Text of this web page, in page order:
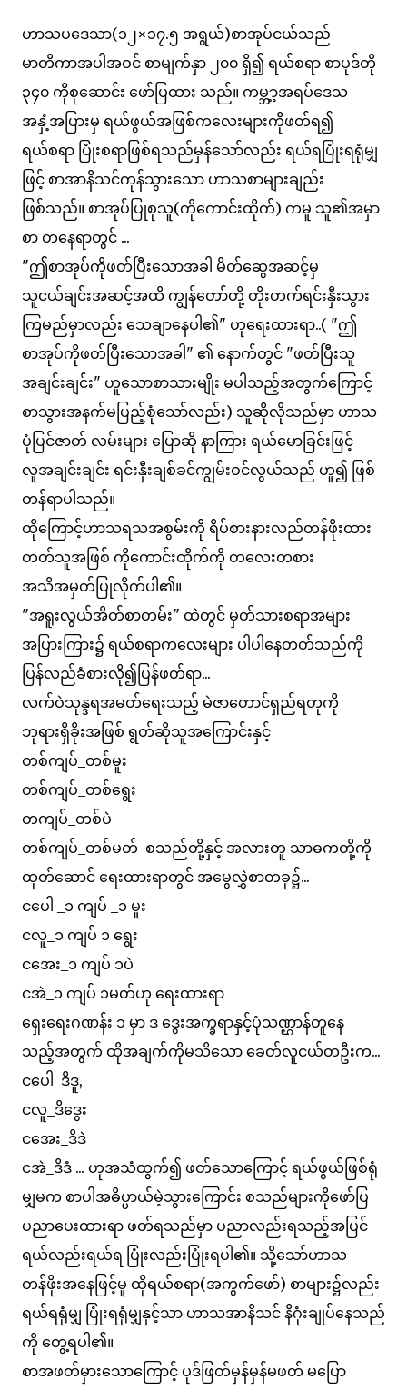
ဟာသပဒေသာ(၁၂×၁၇.၅ အရွယ်)စာအုပ်ငယ်သည်
မာတိကာအပါအဝင် စာမျက်နှာ ၂၀၀ ရှိ၍ ရယ်စရာ စာပုဒ်တို
၃၄၀ ကိုစုဆောင်း ဖော်ပြထား သည်။ ကမ္ဘ့ာ့အရပ်ဒေသ
အနှံ့အပြားမှ ရယ်ဖွယ်အဖြစ်ကလေးများကိုဖတ်ရ၍
ရယ်စရာ ပြုံးစရာဖြစ်ရသည်မှန်သော်လည်း ရယ်ရပြုံးရရုံမျှ
ဖြင့် စာအာနိသင်ကုန်သွားသော ဟာသစာများချည်း
ဖြစ်သည်။ စာအုပ်ပြုစုသူ(ကိုကောင်းထိုက်) ကမူ သူ၏အမှာ
စာ တနေရာတွင် ...
"ဤစာအုပ်ကိုဖတ်ပြီးသောအခါ မိတ်ဆွေအဆင့်မှ
သူငယ်ချင်းအဆင့်အထိ ကျွန်တော်တို့ တိုးတက်ရင်းနှီးသွား
ကြမည်မှာလည်း သေချာနေပါ၏" ဟုရေးထားရာ..( "ဤ
စာအုပ်ကိုဖတ်ပြီးသောအခါ" ၏ နောက်တွင် "ဖတ်ပြီးသူ
အချင်းချင်း" ဟူသောစာသားမျိုး မပါသည့်အတွက်ကြောင့်
စာသွားအနက်မပြည့်စုံသော်လည်း) သူဆိုလိုသည်မှာ ဟာသ
ပုံပြင်ဇာတ် လမ်းများ ပြောဆို နာကြား ရယ်မောခြင်းဖြင့်
လူအချင်းချင်း ရင်းနှီးချစ်ခင်ကျွမ်းဝင်လွယ်သည် ဟူ၍ ဖြစ်
တန်ရာပါသည်။
ထိုကြောင့်ဟာသရသအစွမ်းကို ရိပ်စားနားလည်တန်ဖိုးထား
တတ်သူအဖြစ် ကိုကောင်းထိုက်ကို တလေးတစား
အသိအမှတ်ပြုလိုက်ပါ၏။
"အရူးလွယ်အိတ်စာတမ်း" ထဲတွင် မှတ်သားစရာအများ
အပြားကြား၌ ရယ်စရာကလေးများ ပါပါနေတတ်သည်ကို
ပြန်လည်ခံစားလို၍ပြန်ဖတ်ရာ...
လက်ဝဲသုန္ဒရအမတ်ရေးသည့် မဲဇာတောင်ရှည်ရတုကို
ဘုရားရှိခိုးအဖြစ် ရွတ်ဆိုသူအကြောင်းနှင့်
တစ်ကျပ်_တစ်မူး
တစ်ကျပ်_တစ်ရွေး
တကျပ်_တစ်ပဲ
တစ်ကျပ်_တစ်မတ် စသည်တို့နှင့် အလားတူ သာဓကတို့ကို
ထုတ်ဆောင် ရေးထားရာတွင် အမွေလွှဲစာတခု၌...
ငပေါ _၁ ကျပ် _၁ မူး
ငလူ_၁ ကျပ် ၁ ရွေး
ငအေး_၁ ကျပ် ၁ပဲ
ငအဲ_၁ ကျပ် ၁မတ်ဟု ရေးထားရာ
ရှေးရေးဂဏန်း ၁ မှာ ဒ ဒွေးအက္ခရာနှင့်ပုံသဏ္ဌာန်တူနေ
သည့်အတွက် ထိုအချက်ကိုမသိသော ခေတ်လူငယ်တဦးက...
ငပေါ_ဒိဒူ,
ငလူ_ဒိဒွေး
ငအေး_ဒိဒဲ
ငအဲ_ဒိဒံ ... ဟုအသံထွက်၍ ဖတ်သောကြောင့် ရယ်ဖွယ်ဖြစ်ရုံ
မျှမက စာပါအဓိပ္ပာယ်မဲ့သွားကြောင်း စသည်များကိုဖော်ပြ
ပညာပေးထားရာ ဖတ်ရသည်မှာ ပညာလည်းရသည့်အပြင်
ရယ်လည်းရယ်ရ ပြုံးလည်းပြုံးရပါ၏။ သို့သော်ဟာသ
တန်ဖိုးအနေဖြင့်မူ ထိုရယ်စရာ(အကွက်ဖော်) စာများ၌လည်း
ရယ်ရရုံမျှ ပြုံးရရုံမျှနှင့်သာ ဟာသအာနိသင် နိဂုံးချုပ်နေသည်
ကို တွေ့ရပါ၏။
စာအဖတ်မှားသောကြောင့် ပုဒ်ဖြတ်မှန်မှန်မဖတ် မပြော